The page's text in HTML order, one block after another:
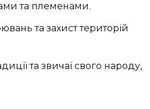
та племенами.
та захист територій
та звичаї свого народу,